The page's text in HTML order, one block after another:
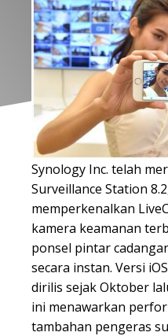
Synology Inc. telah
Surveillance Station
memperkenalkan
kamera keamanan
ponsel pintar
secara instan. Versi
dirilis sejak Oktober
ini menawarkan
tambahan pengeras